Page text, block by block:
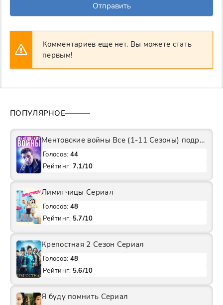
Отправить
Комментариев еще нет. Вы можете стать
первым!
ПОПУЛЯРНОЕ
Ментовские войны Все (1-11 Сезоны) подряд Сериал
Голосов: 44
Рейтинг: 7.1/10
Лимитчицы Сериал
Голосов: 48
Рейтинг: 5.7/10
Крепостная 2 Сезон Сериал
Голосов: 48
Рейтинг: 5.6/10
Я буду помнить Сериал